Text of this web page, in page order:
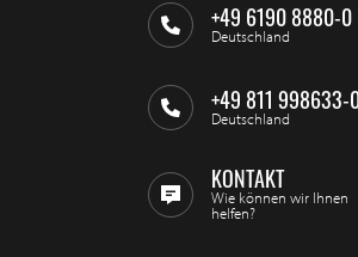
+49 6190 8880-0
Deutschland
+49 811 998633-
Deutschland
KONTAKT
Wie können wir Ihnen
helfen?